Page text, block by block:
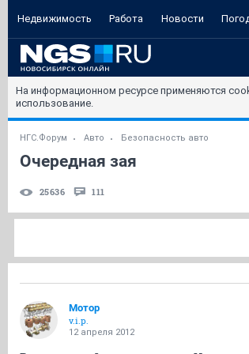
Недвижимость Работа Новости
На информационном ресурсе применяются
использование.
НГС.Форум Авто Безопасность авто
Очередная зая
25636 111
Мотор
v.i.p.
12 апреля 2012